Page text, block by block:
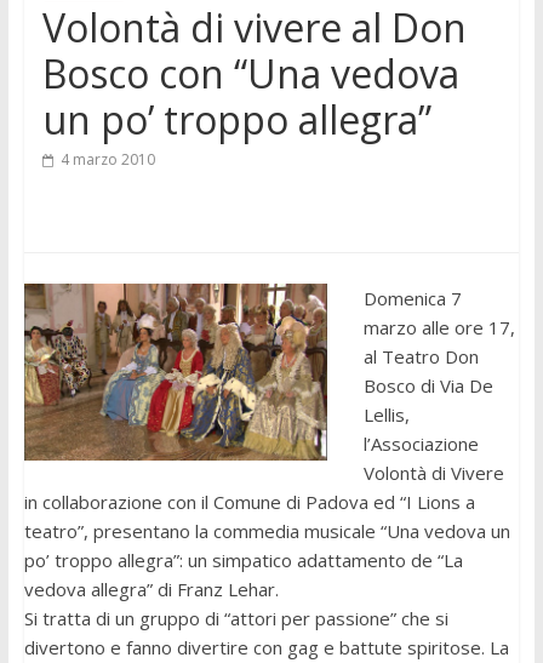
Volontà di vivere al Don
Bosco con “Una vedova
un po’ troppo allegra”
4 marzo 2010
Domenica 7
marzo alle ore 17,
al Teatro Don
Bosco di Via De
Lellis,
l’Associazione
Volontà di Vivere
in collaborazione con il Comune di Padova ed “I Lions a
teatro”, presentano la commedia musicale “Una vedova un
po’ troppo allegra”: un simpatico adattamento de “La
vedova allegra” di Franz Lehar.
Si tratta di un gruppo di “attori per passione” che si
divertono e fanno divertire con gag e battute spiritose. La